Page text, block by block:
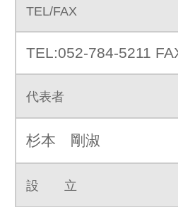
2007年3月
3000000円
事業内容
総合広告代理業